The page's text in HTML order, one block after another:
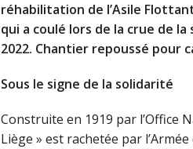
réhabilitation de l’Asile
qui a coulé lors de la crue de
2022. Chantier repoussé pour
Sous le signe de la solidarité
Construite en 1919 par l’Office
Liège » est rachetée par